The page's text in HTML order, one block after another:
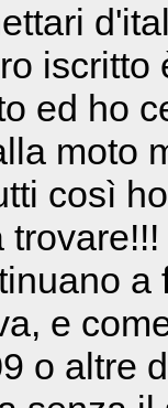
iscritto
ed ho
moto
così
trovare!!!
e
o altre